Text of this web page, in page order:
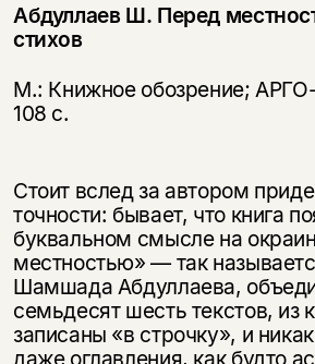
Абдуллаев Ш. Перед
стихов
М.: Книжное обозрение;
108 с.
Стоит вслед за автором
точности: бывает, что книга
буквальном смысле на
местностью» — так
Шамшада Абдуллаева,
семьдесят шесть текстов, из
записаны «в строчку», и
даже оглавления, как будто